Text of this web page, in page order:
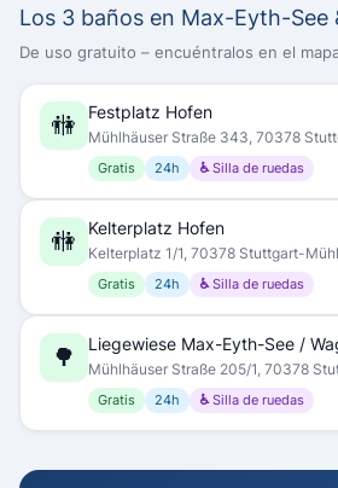
Los 3 baños en Max-Eyth-See
De uso gratuito – encuéntralos en el
🚻 Festplatz Hofen
Mühlhäuser Straße 343, 70378
Gratis 24h ♿ Silla de ruedas
🚻 Kelterplatz Hofen
Kelterplatz 1/1, 70378 Stuttgart-
Gratis 24h ♿ Silla de ruedas
🌳 Liegewiese Max-Eyth-See /
Mühlhäuser Straße 205/1, 70378
Gratis 24h ♿ Silla de ruedas